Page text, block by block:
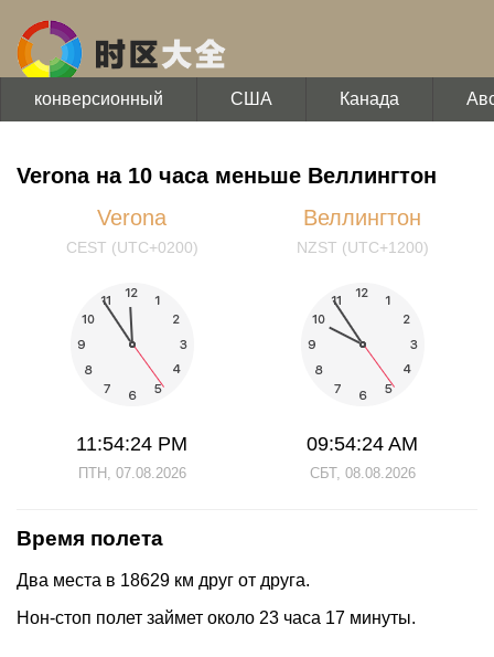
конверсионный США Канада
Verona на 10 часа меньше Веллингтон
Verona
CEST (UTC+0200)
11:54:24 PM
ПТН, 07.08.2026
Веллингтон
NZST (UTC+1200)
09:54:24 AM
СБТ, 08.08.2026
Время полета
Два места в 18629 км друг от друга.
Нон-стоп полет займет около 23 часа 17 минуты.